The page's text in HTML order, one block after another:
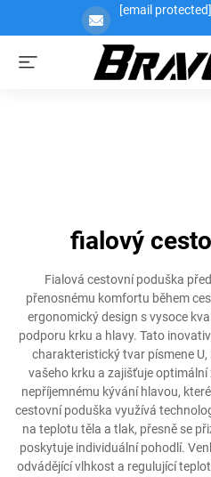
[email protected]
fialový
Fialová cestovní poduška
přenosnému komfortu během
ergonomický design s vysoce
podporu krku a hlavy. Tato
charakteristický tvar písmene U,
vašeho krku a zajišťuje
nepříjemnému kývání hlavou,
cestovní poduška využívá
na teplotu těla a tlak, přesně se
poskytuje individuální pohodlí.
odvádějící vlhkost a regulující